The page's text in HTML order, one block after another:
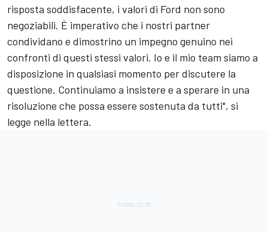
risposta soddisfacente, i valori di Ford non sono
negoziabili. È imperativo che i nostri partner
condividano e dimostrino un impegno genuino nei
confronti di questi stessi valori. Io e il mio team siamo a
disposizione in qualsiasi momento per discutere la
questione. Continuiamo a insistere e a sperare in una
risoluzione che possa essere sostenuta da tutti", si
legge nella lettera.